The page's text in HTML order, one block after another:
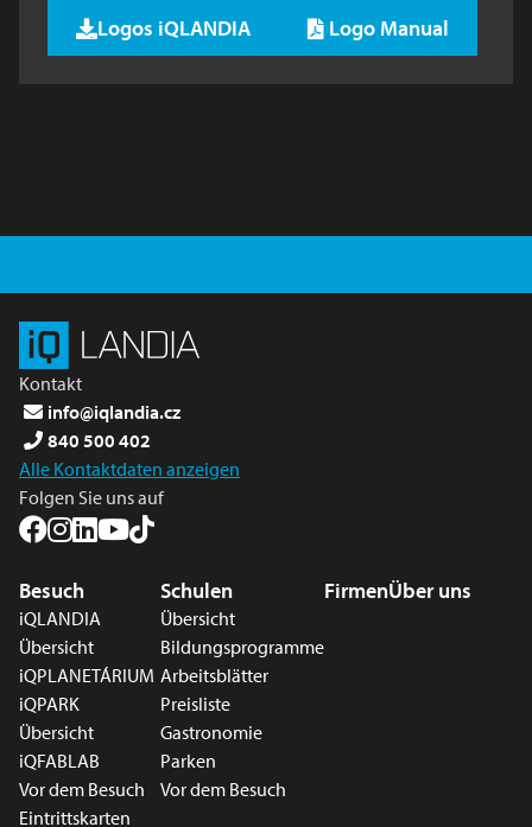
Logos iQLANDIA Logo Manual
Kontakt
info@iqlandia.cz
840 500 402
Alle Kontaktdaten anzeigen
Folgen Sie uns auf
Fußzeilenmenü
Besuch
iQLANDIA
Übersicht
iQPLANETÁRIUM
iQPARK
Übersicht
iQFABLAB
Vor dem Besuch
Eintrittskarten
Schulen
Übersicht
Bildungsprogramme
Arbeitsblätter
Preisliste
Gastronomie
Parken
Vor dem Besuch
FirmenÜber uns